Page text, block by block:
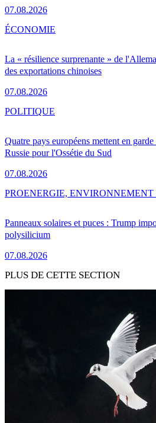
07.08.2026
La « résilience surprenante » de
des exportations chinoises
07.08.2026
ÉCONOMIE
Quatre pays européens mettent en
Russie pour l'Ossétie du Sud
07.08.2026
POLITIQUE
Panneaux solaires et puces : Trump
polysilicium
07.08.2026
PROENERGIE, ENVIRONNEMENT
PLUS DE CETTE SECTION